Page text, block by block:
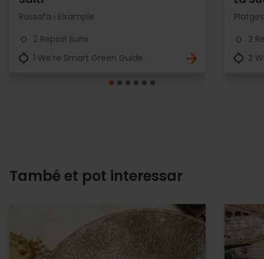
Russafa i Eixample
2 Repsol Suns
1 We’re Smart Green Guide
2
2
També et pot interessar